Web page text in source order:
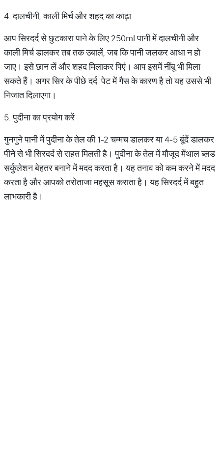
4. दालचीनी, काली मिर्च और शहद का काढ़ा
आप सिरदर्द से छुटकारा पाने के लिए 250ml पानी में दालचीनी और
काली मिर्च डालकर तब तक उबालें, जब कि पानी जलकर आधा न हो
जाए। इसे छान लें और शहद मिलाकर पिएं। आप इसमें नींबू भी मिला
सकते हैं। अगर सिर के पीछे दर्द पेट में गैस के कारण है तो यह उससे भी
निजात दिलाएगा।
5. पुदीना का प्रयोग करें
गुनगुने पानी में पुदीना के तेल की 1-2 चम्मच डालकर या 4-5 बूंदें डालकर
पीने से भी सिरदर्द से राहत मिलती है। पुदीना के तेल में मौजूद मेंथाल ब्लड
सर्कुलेशन बेहतर बनाने में मदद करता है। यह तनाव को कम करने में मदद
करता है और आपको तरोताजा महसूस कराता है। यह सिरदर्द में बहुत
लाभकारी है।